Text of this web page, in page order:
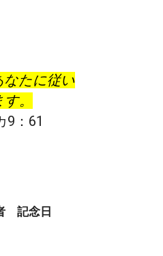
なたに従い
す。
9：61
記念日